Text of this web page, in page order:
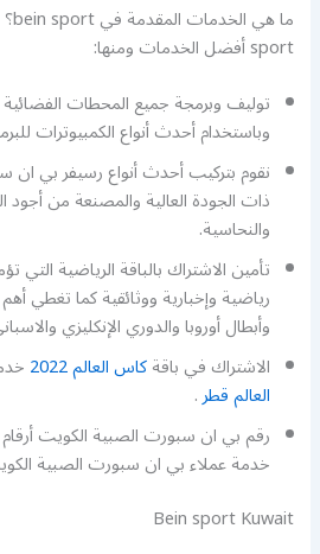
sport أفضل الخدمات ومنها:
توليف وبرمجة جميع المحطات الفضائية
وباستخدام أحدث أنواع الكمبيوترات
نقوم بتركيب أحدث أنواع رسيفر بي ان
ذات الجودة العالية والمصنعة من أجود
والنحاسية.
رياضية وإخبارية ووثائقية كما تغطي
وأبطال أوروبا والدوري الإنكليزي
الاشتراك في باقةكاس العالم 2022
العالم قطر.
خدمة عملاء بي ان سبورت الصبية
Bein sport Kuwait